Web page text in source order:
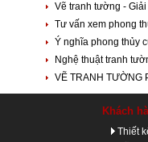
Vẽ tranh tường -
Tư vấn xem phong
Ý nghĩa phong thủy
Nghệ thuật tranh
VẼ TRANH TƯỜNG
Khách
Thiết